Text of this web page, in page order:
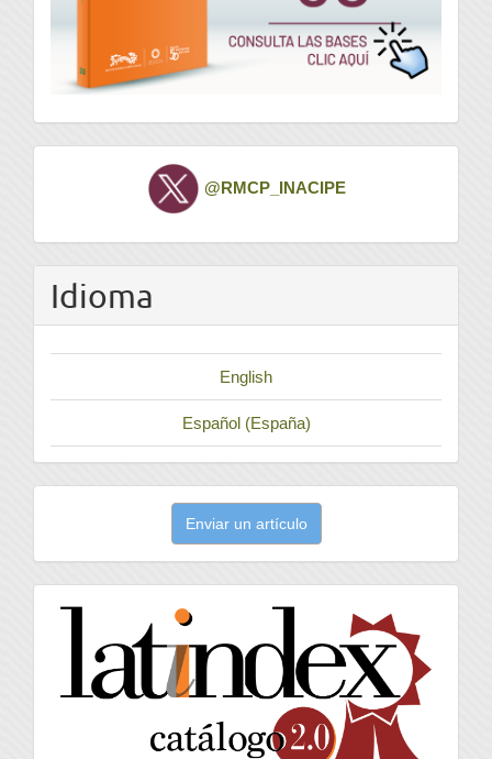
Twitter @RMCP_INACIPE
Idioma
English
Español (España)
artículo
Enviar un artículo
latindex